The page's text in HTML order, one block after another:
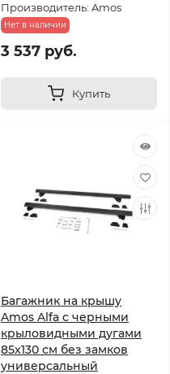
Производитель: Amos
Нет в наличии
3 537 руб.
Купить
Багажник на крышу
Amos Alfa с черными
крыловидными дугами
85х130 см без замков
универсальный